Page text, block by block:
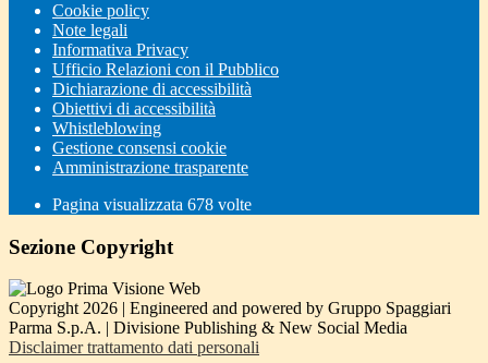
Cookie policy
Note legali
Informativa Privacy
Ufficio Relazioni con il Pubblico
Dichiarazione di accessibilità
Obiettivi di accessibilità
Whistleblowing
Gestione consensi cookie
Amministrazione trasparente
Pagina visualizzata 678 volte
Sezione Copyright
Copyright 2026 | Engineered and powered by Gruppo Spaggiari
Parma S.p.A. | Divisione Publishing & New Social Media
Disclaimer trattamento dati personali